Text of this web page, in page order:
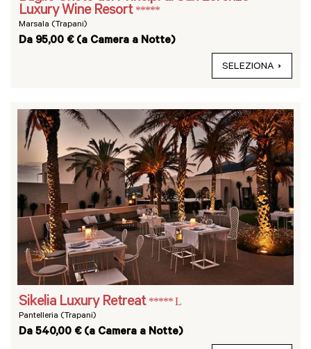
Luxury Wine Resort *****
Marsala (Trapani)
Da 95,00 € (a Camera a Notte)
SELEZIONA
Sikelia Luxury Retreat ***** L
Pantelleria (Trapani)
Da 540,00 € (a Camera a Notte)